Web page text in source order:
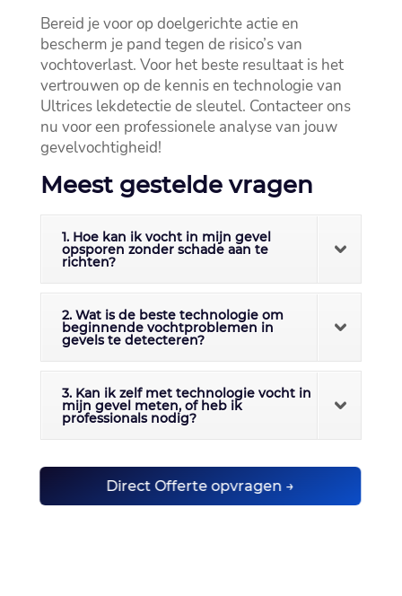
Bereid je voor op doelgerichte actie en
bescherm je pand tegen de risico’s van
vochtoverlast.​ Voor het beste resultaat is het
vertrouwen op de kennis en technologie van
Ultrices lekdetectie de sleutel.​ Contacteer ons
nu voor een professionele analyse van jouw
gevelvochtigheid!
Meest gestelde vragen
1. Hoe kan ik vocht in mijn gevel
opsporen zonder schade aan te
richten?
2. Wat is de beste technologie om
beginnende vochtproblemen in
gevels te detecteren?
3. Kan ik zelf met technologie vocht in
mijn gevel meten, of heb ik
professionals nodig?
Direct Offerte opvragen →